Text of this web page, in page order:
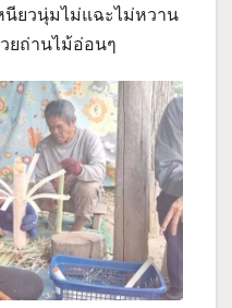
นียวนุ่มไม่แฉะไม่หวาน
ยถ่านไม้อ่อนๆ